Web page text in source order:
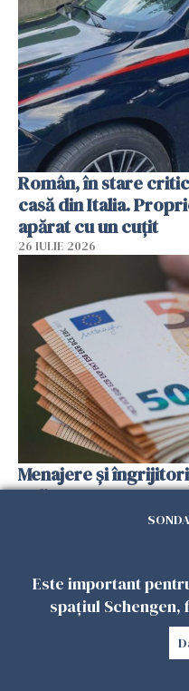
Român, în stare
casă din Italia.
apărat cu un cuțit
26 IULIE 2026
Menajere și
Italia. Aproape
ascunși de autorități
Este important
spațiul